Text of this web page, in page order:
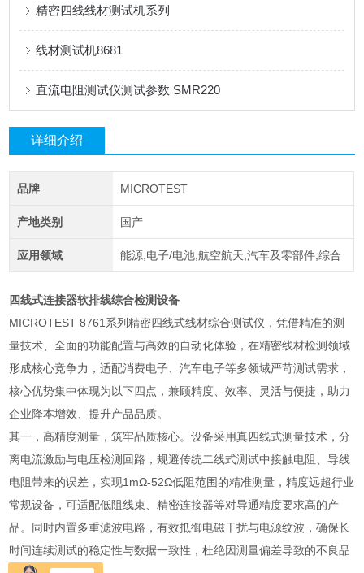
精密四线线材测试机系列
线材测试机8681
直流电阻测试仪测试参数 SMR220
详细介绍
品牌 MICROTEST
产地类别 国产
应用领域 能源,电子/电池,航空航天,汽车及零部件,综合
四线式连接器软排线综合检测设备
MICROTEST 8761系列精密四线式线材综合测试仪，凭借精准的测
量技术、全面的功能配置与高效的自动化体验，在精密线材检测领域
形成核心竞争力，适配消费电子、汽车电子等多领域严苛测试需求，
核心优势集中体现为以下四点，兼顾精度、效率、灵活与便捷，助力
企业降本增效、提升产品品质。
其一，高精度测量，筑牢品质核心。设备采用真四线式测量技术，分
离电流激励与电压检测回路，规避传统二线式测试中接触电阻、导线
电阻带来的误差，实现1mΩ-52Ω低阻范围的精准测量，精度远超行业
常规设备，可适配低阻线束、精密连接器等对导通精度要求高的产
品。同时内置多重滤波电路，有效抵御电磁干扰与电源纹波，确保长
时间连续测试的稳定性与数据一致性，杜绝因测量偏差导致的不良品